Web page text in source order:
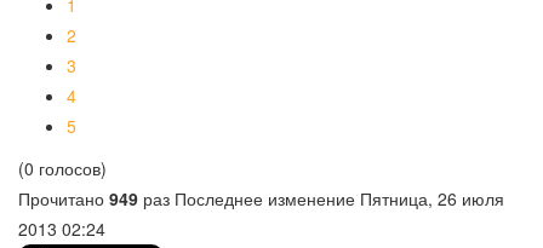
1
2
3
4
5
(0 голосов)
Прочитано 949 раз Последнее изменение Пятница, 26 июля
2013 02:24